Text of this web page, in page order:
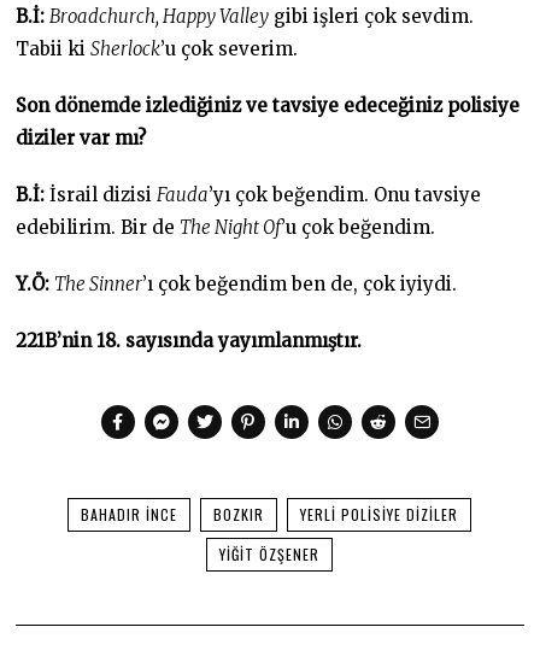
B.İ: Broadchurch, Happy Valley gibi işleri çok sevdim.
Tabii kiSherlock’u çok severim.
Son dönemde izlediğiniz ve tavsiye edeceğiniz polisiye
diziler var mı?
B.İ: İsrail dizisiFauda’yı çok beğendim. Onu tavsiye
edebilirim. Bir de The Night Of’u çok beğendim.
Y.Ö: The Sinner’ı çok beğendim ben de, çok iyiydi.
221B’nin 18. sayısında yayımlanmıştır.
BAHADIR İNCE BOZKIR
YERLI POLISIYE DIZILER
YIĞIT ÖZŞENER